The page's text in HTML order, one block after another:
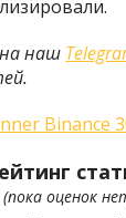
наш
(пока оценок